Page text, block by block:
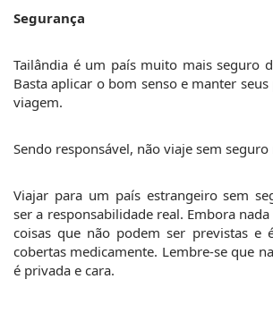
Segurança
Tailândia é um país muito mais seguro
Basta aplicar o bom senso e manter
viagem.
Sendo responsável, não viaje sem seguro
Viajar para um país estrangeiro sem
ser a responsabilidade real. Embora
coisas que não podem ser previstas e
cobertas medicamente. Lembre-se que
é privada e cara.